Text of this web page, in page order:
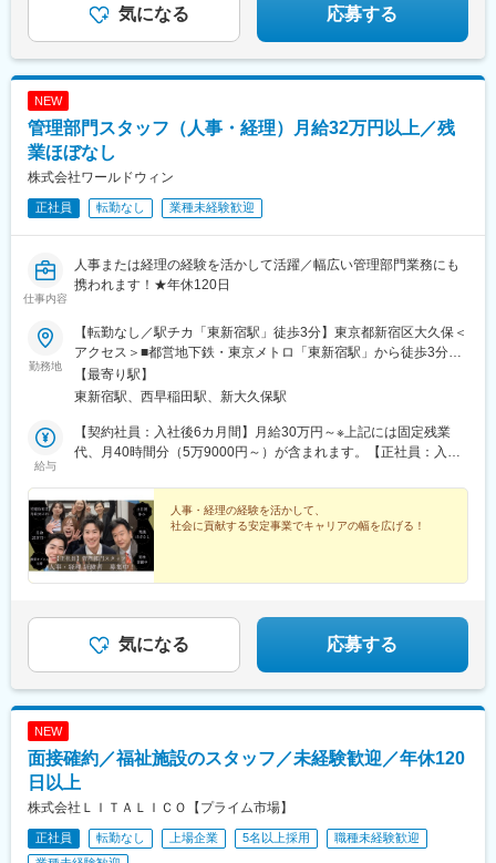
事です。
あなたの経験を活かし、社会貢献性の高い仕事に挑戦し
ませんか。
気になる 応募する
NEW
管理部門スタッフ（人事・経理）月給32万円以上／残
業ほぼなし
株式会社ワールドウィン
正社員 転勤なし 業種未経験歓迎
仕事内容
人事または経理の経験を活かして活躍／幅広い管理部門業務にも
携われます！★年休120日
勤務地
【転勤なし／駅チカ「東新宿駅」徒歩3分】東京都新宿区大久保＜
アクセス＞■都営地下鉄・東京メトロ「東新宿駅」から徒歩3分■
東京メトロ「西早稲田駅」から徒歩6分▼勤務地詳細東京都新宿区
大久保2-5-22（本社）※受動喫煙対策：屋内禁煙（屋外喫煙可能場
【最寄り駅】
東新宿駅、西早稲田駅、新大久保駅
給与
【契約社員：入社後6カ月間】月給30万円～※上記には固定残業
代、月40時間分（5万9000円～）が含まれます。【正社員：入社
（6万2000円～）が含まれます。＝＝＝宅地建物取引士の資格を
お持ちで、専任登録が可能な方は給与面で優遇します。【契約社
員：入社後6カ月間】月給33万円～※上記には固定残業代、月40時
間分（7万8000円～）が含まれます。【正社員：入社後6カ月以
降】月給35万円～※上記には固定残業代、月40時間分（8万2000
し、超過分の残業代は全額支給致します。
人事・経理の経験を活かして、
社会に貢献する安定事業でキャリアの幅を広げる！
気になる 応募する
NEW
面接確約／福祉施設のスタッフ／未経験歓迎／年休120
日以上
株式会社ＬＩＴＡＬＩＣＯ【プライム市場】
正社員 転勤なし 上場企業 5名以上採用
職種未経験歓迎